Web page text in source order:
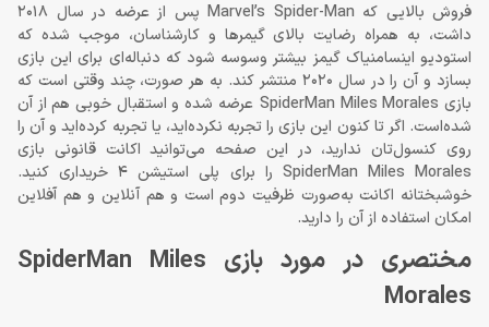
فروش بالایی که Marvel’s Spider-Man پس از عرضه در سال 2018
داشت، به همراه رضایت بالای گیمرها و کارشناسان، موجب شده که
استودیو اینسامنیاک گیمز بیشتر وسوسه شود که دنباله‌ای برای این بازی
بسازد و آن را در سال 2020 منتشر کند. به هر صورت، چند وقتی است که
بازی SpiderMan Miles Morales عرضه شده و استقبال خوبی هم از آن
شده‌است. اگر تا کنون این بازی را تجربه نکرده‌اید، یا تجربه کرده‌اید و آن را
روی کنسول‌تان ندارید، در این صفحه می‌توانید اکانت قانونی بازی
SpiderMan Miles Morales را برای پلی استیشن 4 خریداری کنید.
خوشبختانه اکانت به‌صورت ظرفیت دوم است و هم آنلاین و هم آفلاین
امکان استفاده از آن را دارید.
مختصری در مورد بازی SpiderMan Miles
Morales